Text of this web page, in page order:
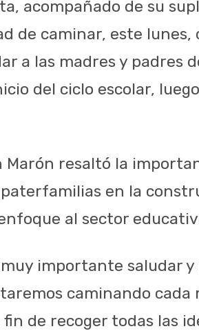
acompañado de su
de caminar, este lunes,
a las madres y padres
del ciclo escolar,
resaltó la
en la
al sector
importante saludar
caminando cada
de recoger todas las